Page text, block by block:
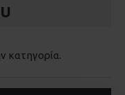
κατηγορία.